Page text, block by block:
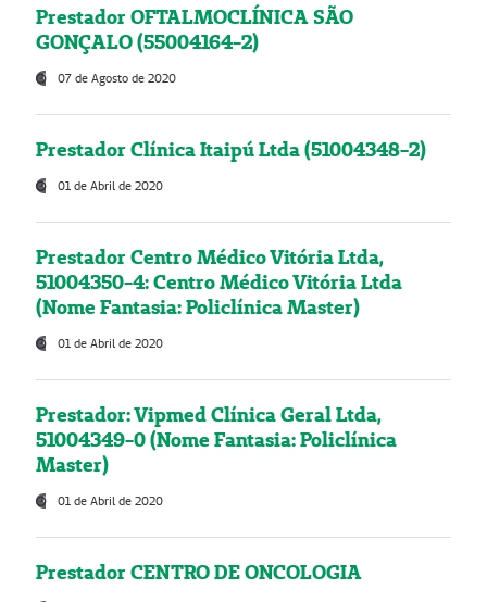
Prestador OFTALMOCLÍNICA SÃO
GONÇALO (55004164-2)
07 de Agosto de 2020
Prestador Clínica Itaipú Ltda (51004348-2)
01 de Abril de 2020
Prestador Centro Médico Vitória Ltda,
51004350-4: Centro Médico Vitória Ltda
(Nome Fantasia: Policlínica Master)
01 de Abril de 2020
Prestador: Vipmed Clínica Geral Ltda,
51004349-0 (Nome Fantasia: Policlínica
Master)
01 de Abril de 2020
Prestador CENTRO DE ONCOLOGIA